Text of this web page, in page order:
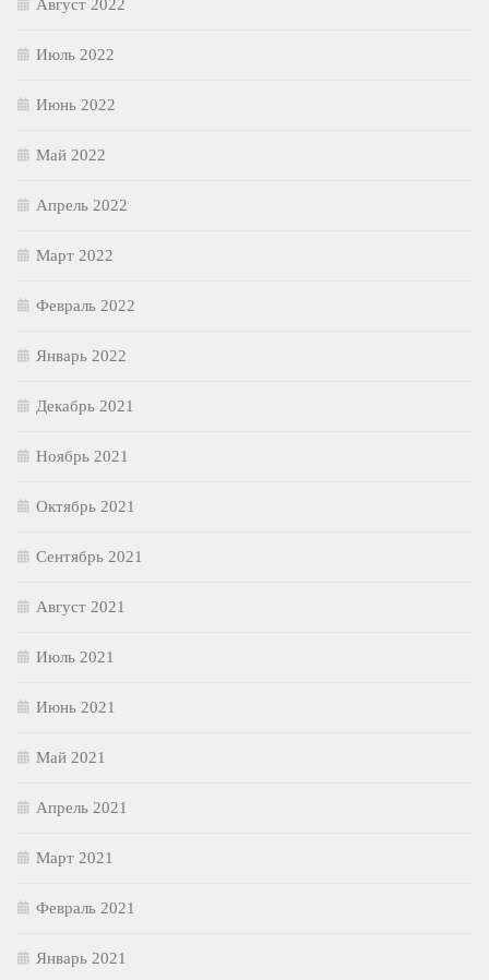
Август 2022
Июль 2022
Июнь 2022
Май 2022
Апрель 2022
Март 2022
Февраль 2022
Январь 2022
Декабрь 2021
Ноябрь 2021
Октябрь 2021
Сентябрь 2021
Август 2021
Июль 2021
Июнь 2021
Май 2021
Апрель 2021
Март 2021
Февраль 2021
Январь 2021